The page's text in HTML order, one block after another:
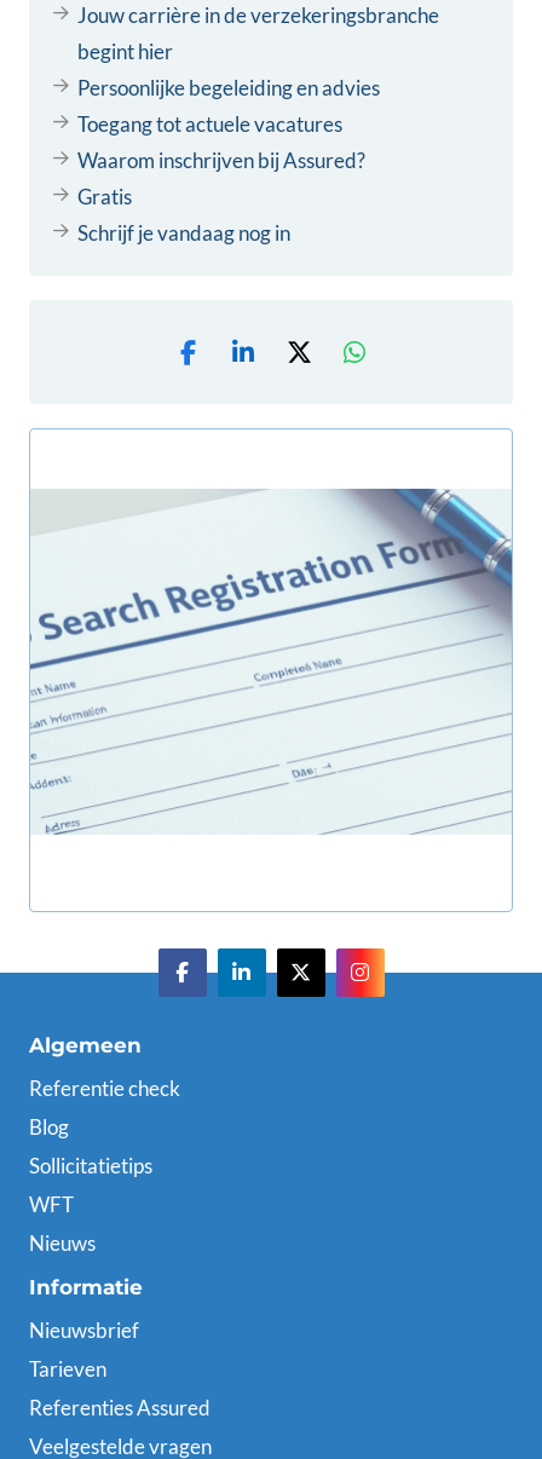
Jouw carrière in de verzekeringsbranche
begint hier
Persoonlijke begeleiding en advies
Toegang tot actuele vacatures
Waarom inschrijven bij Assured?
Gratis
Schrijf je vandaag nog in
Algemeen
Referentie check
Blog
Sollicitatietips
WFT
Nieuws
Informatie
Nieuwsbrief
Tarieven
Referenties Assured
Veelgestelde vragen